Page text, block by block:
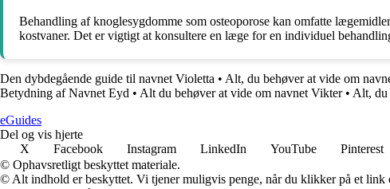
Behandling af knoglesygdomme som osteoporose kan omfatte
kostvaner. Det er vigtigt at konsultere en læge for en individuel
Den dybdegående guide til navnet Violetta • Alt, du behøver at vide om
Betydning af Navnet Eyd • Alt du behøver at vide om navnet Vikter• Alt, du
eGuides
Del og vis hjerte
X
Facebook Instagram LinkedIn YouTube Pinterest
© Ophavsretligt beskyttet materiale.
© Alt indhold er beskyttet. Vi tjener muligvis penge, når du klikker på et link